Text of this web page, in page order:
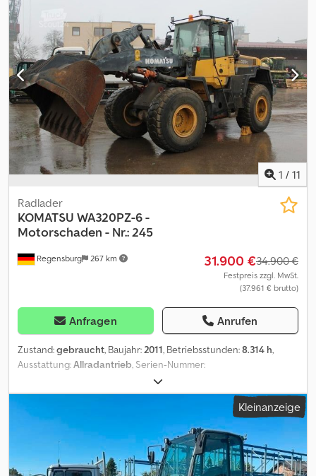
Amasrf Typ: Kettenbagger Für weitere Informationen
kontaktieren Sie bitte Kurt Meurrens, ).
1 / 11
Regensburg 267 km
Radlader
KOMATSU WA320PZ-6 -
Motorschaden - Nr.: 245
31.900 €34.900 €
Festpreis zzgl. MwSt.
(37.961 € brutto)
Anfragen Anrufen
Zustand:gebraucht, Baujahr:2011, Betriebsstunden:8.314 h,
Ausstattung:Allradantrieb, Serien-Nummer:
KMTWA108A79H00245 MOTORSCHADEN Waage LOADRITE mit
Drucker Baujahr: 2011 - Betriebsstunden: 8.314 h Betriebsgewicht:
16.500 kg Klimaanlage Radio-CD Schaufel mit Schnittbreite 2.750
mm Bereifung: 23.5 R 25 - Restprofil rundum ca. 18 mm Credpfx Ajyi
Nqiemaef Änderungen, Zwischenverkauf und Irrtümer sind
ausdrücklich vorbehalten. Die Beschreibung dient der
allgemeinen Identifizierung des Fahrzeuges und stellt keine
Kleinanzeige